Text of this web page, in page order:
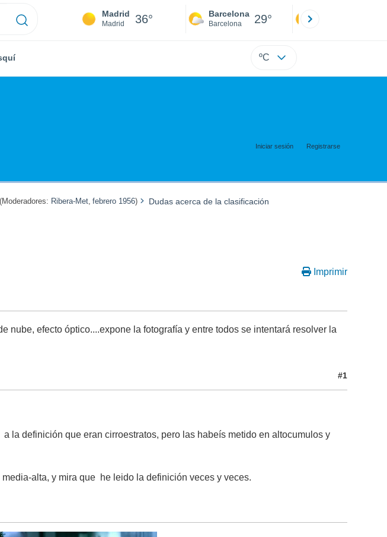
Madrid
Madrid 36° Barcelona
Barcelona 29°
ºC
Iniciar sesión Registrarse
(Moderadores: Ribera-Met, febrero 1956) Dudas acerca de la clasificación
Imprimir
nube, efecto óptico....expone la fotografía y entre todos se intentará resolver la
#1
la definición que eran cirroestratos, pero las habeís metido en altocumulos y
alta, y mira que he leido la definición veces y veces.